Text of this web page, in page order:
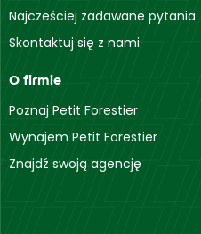
Najcześciej zadawane pytania
Skontaktuj się z nami
O firmie
Poznaj Petit Forestier
Wynajem Petit Forestier
Znajdź swoją agencję